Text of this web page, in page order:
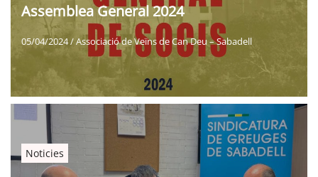
Assemblea General 2024
05/04/2024/Associació de Veïns de Can Deu – Sabadell
Noticies